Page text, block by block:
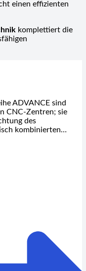
einen effizienten
komplettiert die
ADVANCE sind
CNC-Zentren; sie
des
kombinierten…